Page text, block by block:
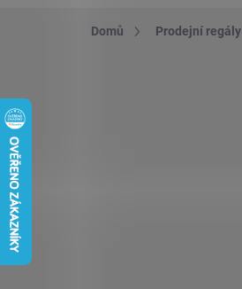
Domů Prodejní regály